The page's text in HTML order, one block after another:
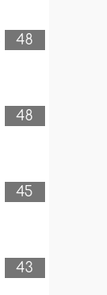
48
48
45
43